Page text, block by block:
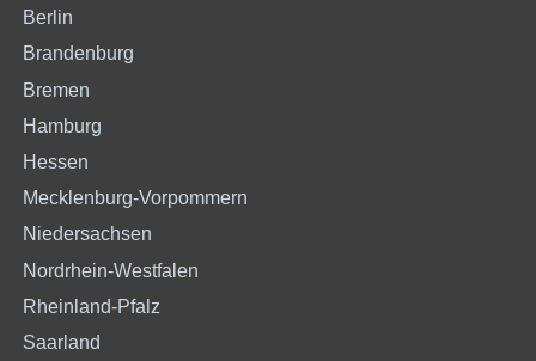
Berlin
Brandenburg
Bremen
Hamburg
Hessen
Mecklenburg-Vorpommern
Niedersachsen
Nordrhein-Westfalen
Rheinland-Pfalz
Saarland